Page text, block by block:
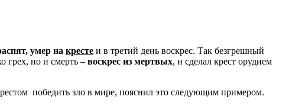
умер на кресте и в третий день воскрес. Так безгрешный
грех, но и смерть – воскрес из мертвых, и сделал крест орудием
победить зло в мире, пояснил это следующим примером.